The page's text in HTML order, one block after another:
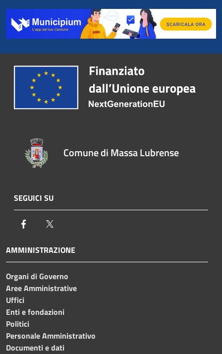
Comune di Massa Lubrense
SEGUICI SU
Facebook
AMMINISTRAZIONE
Organi di Governo
Aree Amministrative
Uffici
Enti e fondazioni
Politici
Personale Amministrativo
Documenti e dati